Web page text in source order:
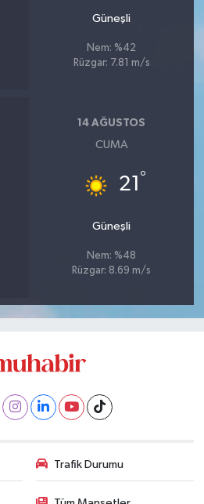
Güneşli
Nem: %42
Rüzgar: 7.81 m/s
14 AĞUSTOS
CUMA
21 °
Güneşli
Nem: %48
Rüzgar: 8.69 m/s
Trafik Durumu